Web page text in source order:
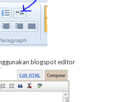
blogspot editor